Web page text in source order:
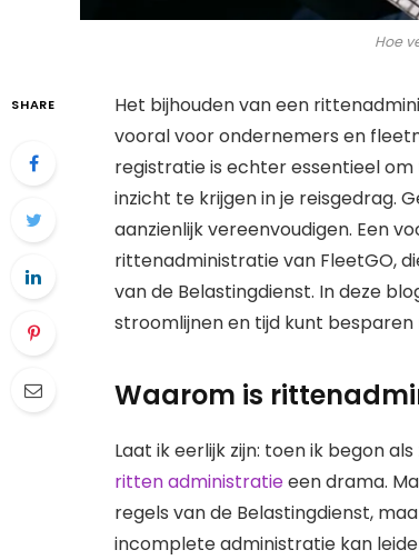
Hoe
SHARE
Het bijhouden van een
vooral voor ondernemers en
registratie is echter essentieel
inzicht te krijgen in je reisgedrag.
aanzienlijk vereenvoudigen. Een
rittenadministratie van FleetGO,
van de Belastingdienst. In deze
stroomlijnen en tijd kunt
Waarom is
Laat ik eerlijk zijn: toen ik begon
ritten administratieeen drama.
regels van de Belastingdienst,
incomplete administratie kan